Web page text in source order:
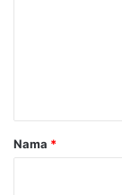
rNama *